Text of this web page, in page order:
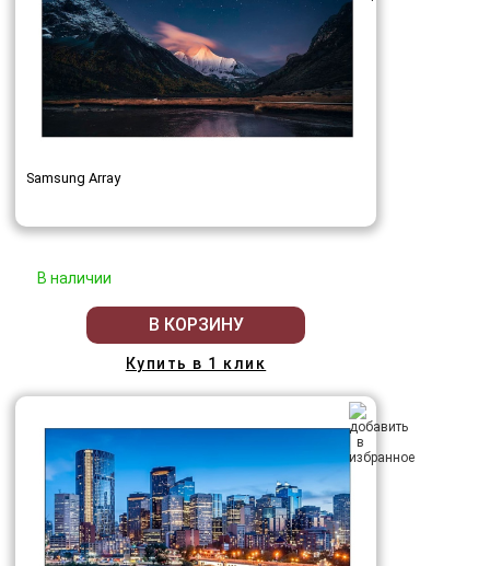
Samsung Array
В наличии
В КОРЗИНУ
Купить в 1 клик